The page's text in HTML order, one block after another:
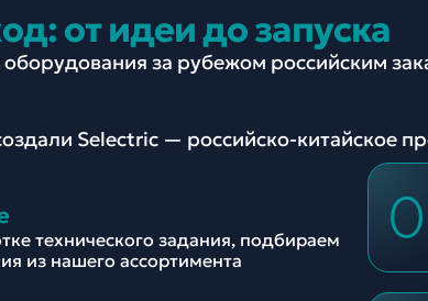
от идеи до запуска
за рубежом российским
Selectric — российско-китайское
технического задания, подбираем
из нашего ассортимента